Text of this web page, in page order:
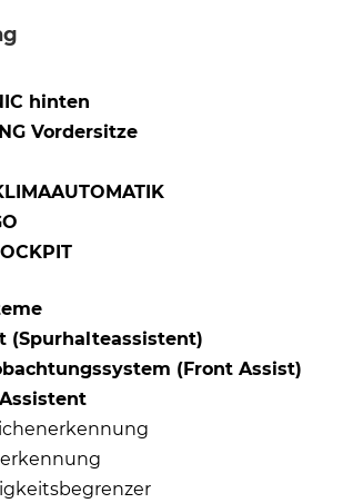
hinten
Vordersitze
(Spurhalteassistent)
(Front Assist)